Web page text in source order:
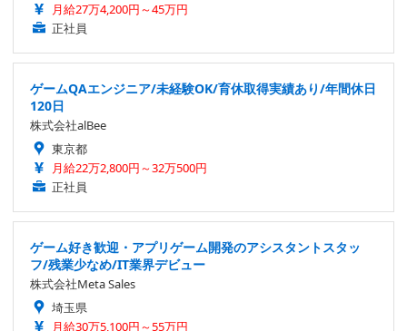
月給27万4,200円～45万円
正社員
ゲームQAエンジニア/未経験OK/育休取得実績あり/年間休日
120日
株式会社alBee
東京都
月給22万2,800円～32万500円
正社員
ゲーム好き歓迎・アプリゲーム開発のアシスタントスタッ
フ/残業少なめ/IT業界デビュー
株式会社Meta Sales
埼玉県
月給30万5,100円～55万円